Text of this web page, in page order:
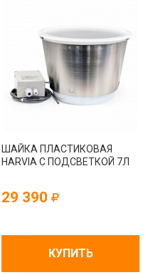
ШАЙКА ПЛАСТИКОВАЯ
HARVIA С ПОДСВЕТКОЙ 7Л
29 390
КУПИТЬ